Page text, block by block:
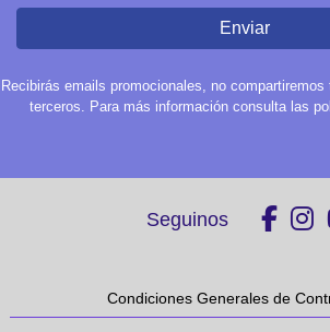
Enviar
Recibirás emails promocionales, no
terceros. Para más información consulta las
Seguinos
Condiciones Generales de